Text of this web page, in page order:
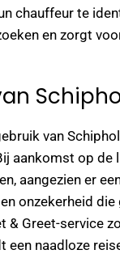
chauffeur te
en zorgt
van
aankomst op de
aangezien er
onzekerheid
& Greet-service
een naadloze